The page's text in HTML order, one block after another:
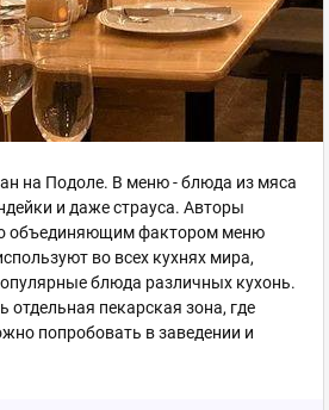
на Подоле. В меню - блюда из мяса
и даже страуса. Авторы
объединяющим фактором меню
во всех кухнях мира,
блюда различных кухонь.
отдельная пекарская зона, где
попробовать в заведении и